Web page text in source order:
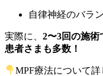
自律神経のバラ
実際に、 2〜3回の施術
患者さまも多数！
MPF療法について